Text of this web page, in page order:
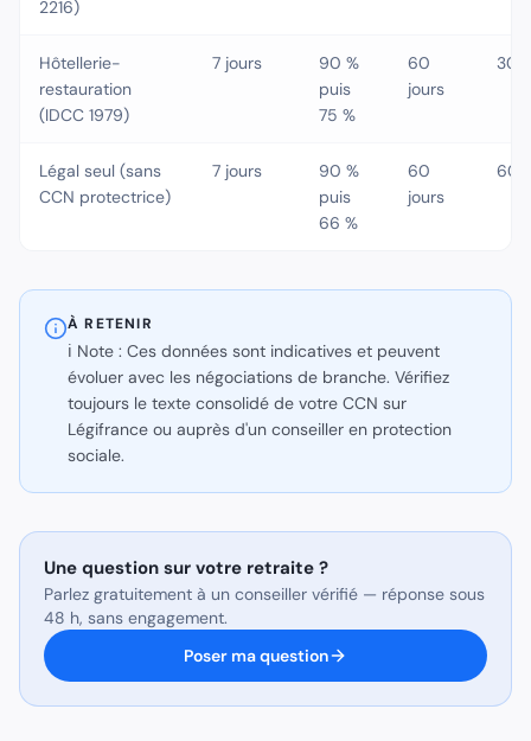
2216)
Hôtellerie-
restauration
(IDCC 1979)
7 jours
90 %
puis
75 %
60
jours
30
Légal seul (sans
CCN protectrice)
7 jours
90 %
puis
66 %
60
jours
60
À RETENIR
ℹ️ Note : Ces données sont indicatives et peuvent
évoluer avec les négociations de branche. Vérifiez
toujours le texte consolidé de votre CCN sur
Légifrance ou auprès d'un conseiller en protection
sociale.
Une question sur votre retraite ?
Parlez gratuitement à un conseiller vérifié — réponse sous
48 h, sans engagement.
Poser ma question